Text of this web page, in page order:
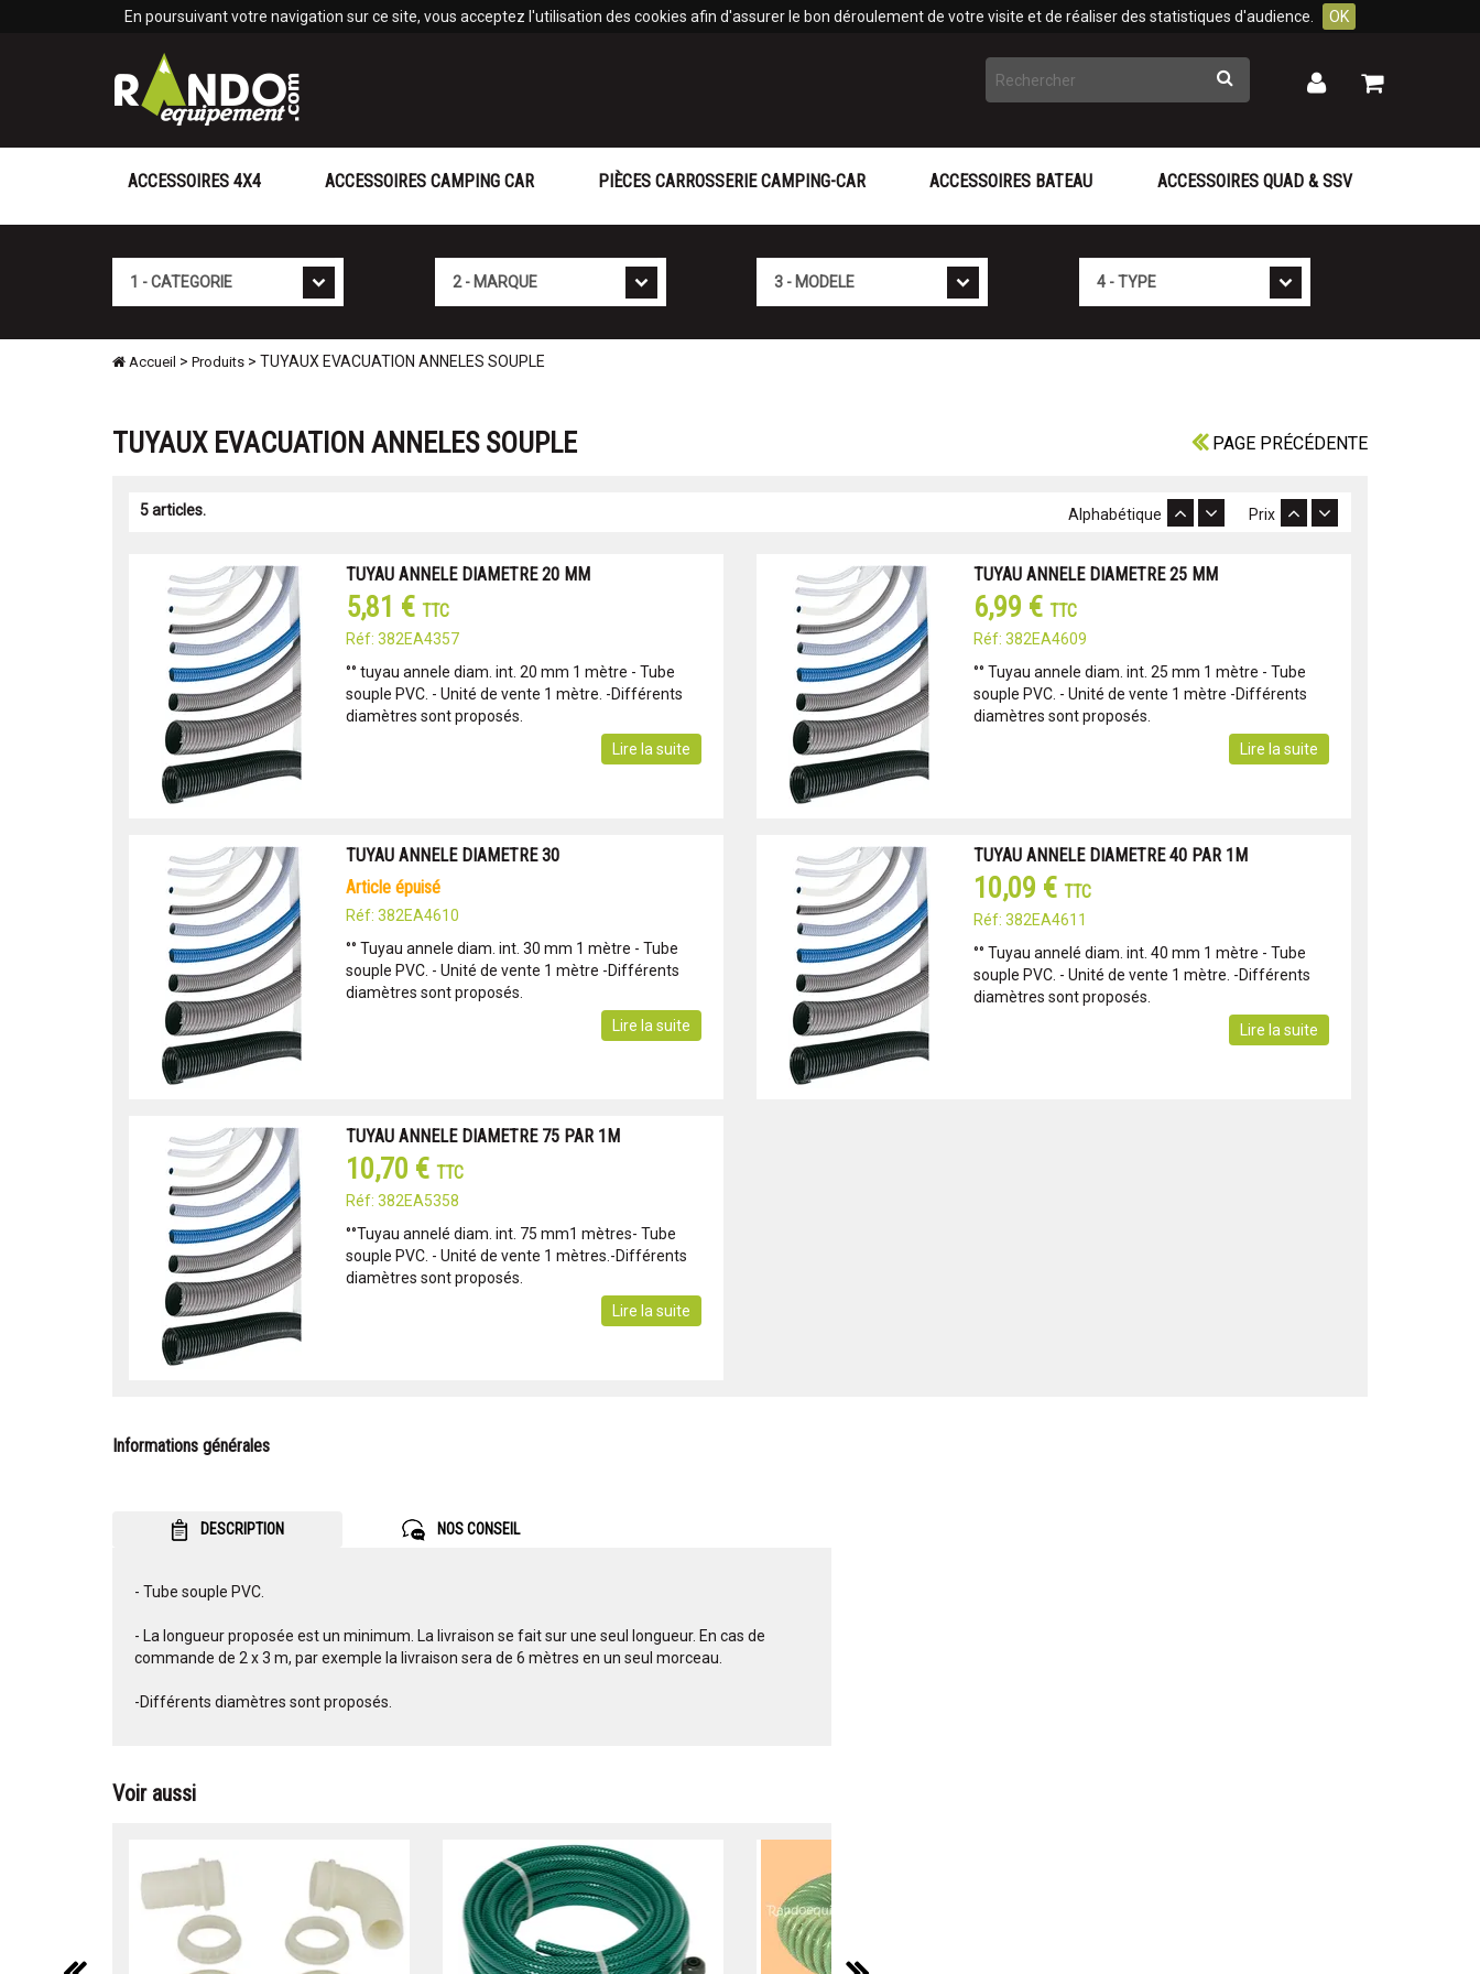
En poursuivant votre navigation sur ce site, vous acceptez l'utilisation des cookies afin d'assurer le bon déroulement de votre visite et de réaliser des statistiques d'audience. OK
Rechercher Mon
Mon
ACCESSOIRES 4X4 ACCESSOIRES CAMPING CAR PIÈCES CARROSSERIE CAMPING-CAR ACCESSOIRES BATEAU ACCESSOIRES QUAD & SSV
Accueil > Produits > TUYAUX EVACUATION ANNELES SOUPLE
PAGE PRÉCÉDENTE
TUYAUX EVACUATION ANNELES SOUPLE
5 articles. Prix
Alphabétique
TUYAU ANNELE DIAMETRE 20 MM
5,81 € TTC
Réf: 382EA4357
°° tuyau annele diam. int. 20 mm 1 mètre - Tube
souple PVC. - Unité de vente 1 mètre. -Différents
diamètres sont proposés.
Lire la suite
TUYAU ANNELE DIAMETRE 25 MM
6,99 € TTC
Réf: 382EA4609
°° Tuyau annele diam. int. 25 mm 1 mètre - Tube
souple PVC. - Unité de vente 1 mètre -Différents
diamètres sont proposés.
Lire la suite
TUYAU ANNELE DIAMETRE 30
article épuisé
Réf: 382EA4610
°° Tuyau annele diam. int. 30 mm 1 mètre - Tube
souple PVC. - Unité de vente 1 mètre -Différents
diamètres sont proposés.
Lire la suite
TUYAU ANNELE DIAMETRE 40 PAR 1M
10,09 € TTC
Réf: 382EA4611
°° Tuyau annelé diam. int. 40 mm 1 mètre - Tube
souple PVC. - Unité de vente 1 mètre. -Différents
diamètres sont proposés.
Lire la suite
TUYAU ANNELE DIAMETRE 75 PAR 1M
10,70 € TTC
Réf: 382EA5358
°°Tuyau annelé diam. int. 75 mm1 mètres- Tube
souple PVC. - Unité de vente 1 mètres.-Différents
diamètres sont proposés.
Lire la suite
Informations générales
DESCRIPTION NOS CONSEIL
- Tube souple PVC.
- La longueur proposée est un minimum. La livraison se fait sur une seul longueur. En cas de
commande de 2 x 3 m, par exemple la livraison sera de 6 mètres en un seul morceau.
-Différents diamètres sont proposés.
Voir aussi
Panneau de gestion des cookies